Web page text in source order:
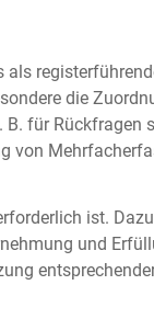
als
die
für Rückfragen
von
ist.
und